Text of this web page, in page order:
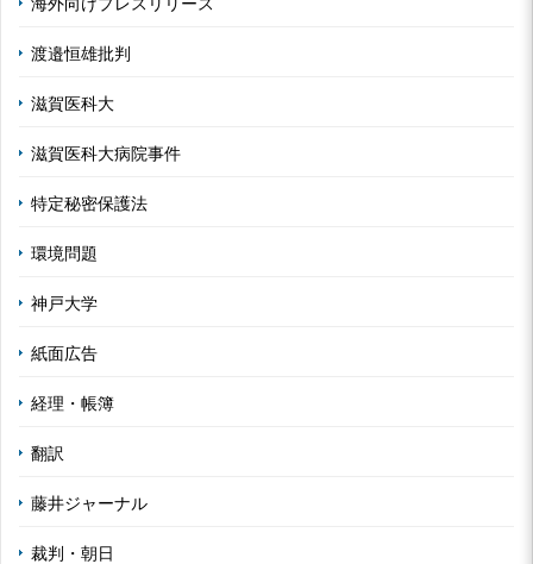
渡邉恒雄批判
滋賀医科大
滋賀医科大病院事件
特定秘密保護法
環境問題
神戸大学
紙面広告
経理・帳簿
翻訳
藤井ジャーナル
裁判・朝日